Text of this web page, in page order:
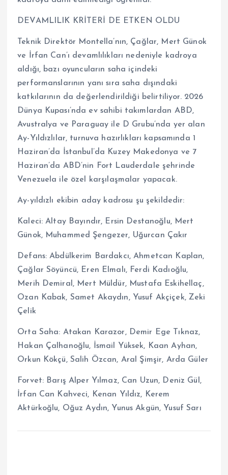
DEVAMLILIK KRİTERİ DE ETKEN OLDU
Teknik Direktör Montella’nın, Çağlar, Mert Günok
ve İrfan Can’ı devamlılıkları nedeniyle kadroya
aldığı, bazı oyuncuların saha içindeki
performanslarının yanı sıra saha dışındaki
katkılarının da değerlendirildiği belirtiliyor. 2026
Dünya Kupası’nda ev sahibi takımlardan ABD,
Avustralya ve Paraguay ile D Grubu’nda yer alan
Ay-Yıldızlılar, turnuva hazırlıkları kapsamında 1
Haziran’da İstanbul’da Kuzey Makedonya ve 7
Haziran’da ABD’nin Fort Lauderdale şehrinde
Venezuela ile özel karşılaşmalar yapacak.
Ay-yıldızlı ekibin aday kadrosu şu şekildedir:
Kaleci: Altay Bayındır, Ersin Destanoğlu, Mert
Günok, Muhammed Şengezer, Uğurcan Çakır
Defans: Abdülkerim Bardakcı, Ahmetcan Kaplan,
Çağlar Söyüncü, Eren Elmalı, Ferdi Kadıoğlu,
Merih Demiral, Mert Müldür, Mustafa Eskihellaç,
Ozan Kabak, Samet Akaydın, Yusuf Akçiçek, Zeki
Çelik
Orta Saha: Atakan Karazor, Demir Ege Tıknaz,
Hakan Çalhanoğlu, İsmail Yüksek, Kaan Ayhan,
Orkun Kökçü, Salih Özcan, Aral Şimşir, Arda Güler
Forvet: Barış Alper Yılmaz, Can Uzun, Deniz Gül,
İrfan Can Kahveci, Kenan Yıldız, Kerem
Aktürkoğlu, Oğuz Aydın, Yunus Akgün, Yusuf Sarı